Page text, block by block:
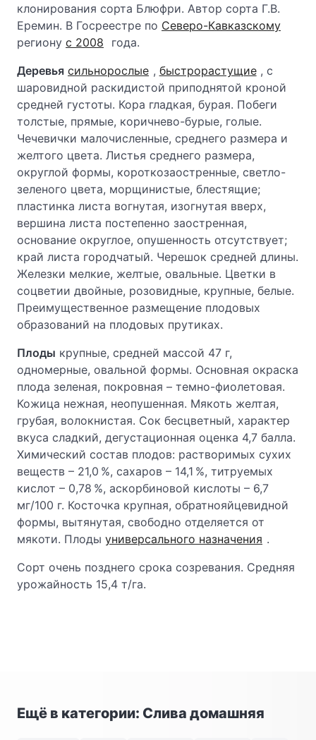
клонирования сорта Блюфри. Автор сорта Г.В.
Еремин. В Госреестре по Северо-Кавказскому
региону с 2008
года.
Деревья сильнорослые , быстрорастущие , с
шаровидной раскидистой приподнятой кроной
средней густоты. Кора гладкая, бурая. Побеги
толстые, прямые, коричнево-бурые, голые.
Чечевички малочисленные, среднего размера и
желтого цвета. Листья среднего размера,
округлой формы, короткозаостренные, светло-
зеленого цвета, морщинистые, блестящие;
пластинка листа вогнутая, изогнутая вверх,
вершина листа постепенно заостренная,
основание округлое, опушенность отсутствует;
край листа городчатый. Черешок средней длины.
Железки мелкие, желтые, овальные. Цветки в
соцветии двойные, розовидные, крупные, белые.
Преимущественное размещение плодовых
образований на плодовых прутиках.
Плоды крупные, средней массой 47 г,
одномерные, овальной формы. Основная окраска
плода зеленая, покровная – темно-фиолетовая.
Кожица нежная, неопушенная. Мякоть желтая,
грубая, волокнистая. Сок бесцветный, характер
вкуса сладкий, дегустационная оценка 4,7 балла.
Химический состав плодов: растворимых сухих
веществ – 21,0 %, сахаров – 14,1 %, титруемых
кислот – 0,78 %, аскорбиновой кислоты – 6,7
мг/100 г. Косточка крупная, обратнояйцевидной
формы, вытянутая, свободно отделяется от
мякоти. Плоды универсального назначения .
Сорт очень позднего срока созревания. Средняя
урожайность 15,4 т/га.
Ещё в категории: Слива домашняя